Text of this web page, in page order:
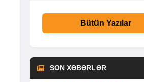
Bütün Yazılar
SON XƏBƏRLƏR